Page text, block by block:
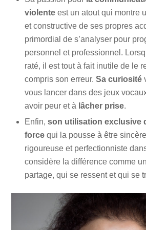
violente est un atout qui montre
et constructive de ses propres
primordial de s’analyser pour
personnel et professionnel.
raté, il est tout à fait inutile de le
compris son erreur. Sa curiosité
vous lancer dans des jeux
avoir peur et à lâcher prise.
Enfin, son utilisation exclusive
force qui la pousse à être
rigoureuse et perfectionniste
considère la différence comme
partage, qui se ressent et qui se